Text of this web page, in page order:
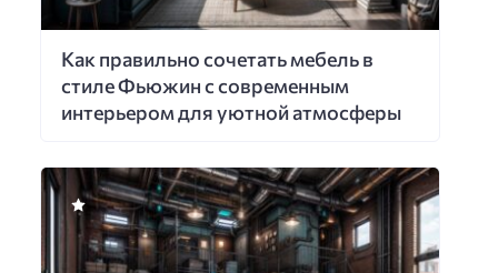
Как правильно сочетать мебель в
стиле Фьюжин с современным
интерьером для уютной атмосферы